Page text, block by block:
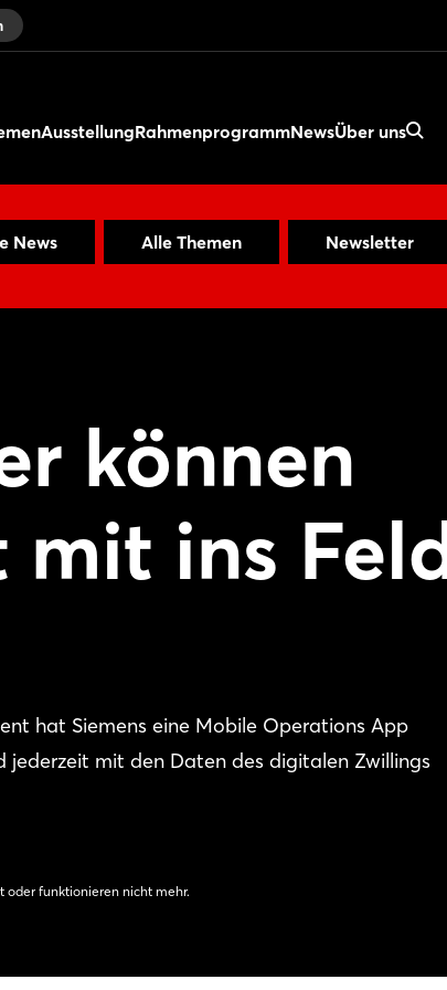
AusstellungRahmenprogrammNewsÜber uns
News Alle Themen Newsletter
können
mit ins
hat Siemens eine Mobile Operations App
jederzeit mit den Daten des digitalen Zwillings
oder funktionieren nicht mehr.